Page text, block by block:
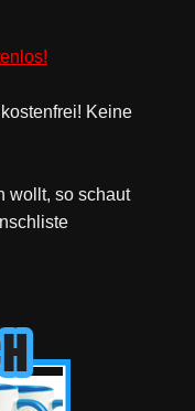
Keine
wollt, so schaut